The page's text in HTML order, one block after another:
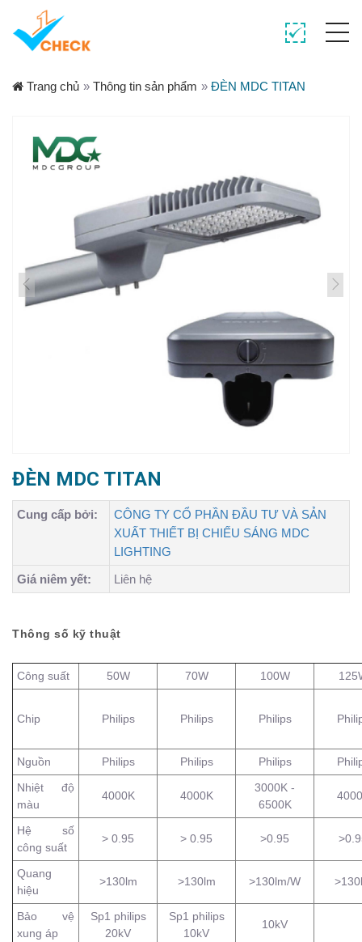
Trang chủ » Thông tin sản phẩm » ĐÈN MDC TITAN
ĐÈN MDC TITAN
Cung cấp bởi:
CÔNG TY CỔ PHẦN ĐẦU TƯ VÀ SẢN
XUẤT THIẾT BỊ CHIẾU SÁNG MDC
LIGHTING
Giá niêm yết:
Liên hệ
Thông số kỹ thuật
Công suất 50W 70W 100W
Chip Philips Philips Philips
Nguồn Philips Philips Philips
Nhiệt độ
màu
4000K 4000K
3000K -
6500K
Hệ số
công suất
> 0.95 > 0.95 >0.95
Quang
hiệu
>130lm >130lm >130lm/W
Bảo vệ
xung áp
Sp1 philips
20kV
Sp1 philips
10kV
10kV